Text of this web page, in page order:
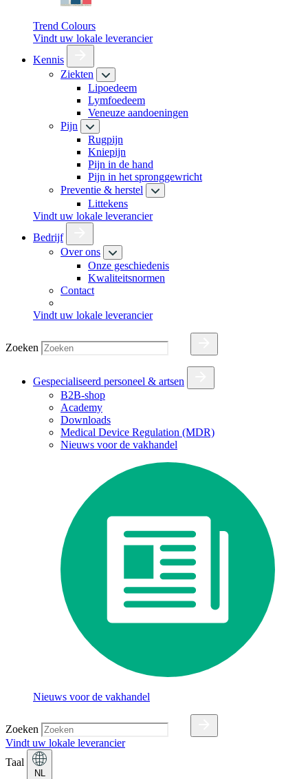
Trend Colours
Vindt uw lokale leverancier
Kennis
Ziekten
Lipoedeem
Lymfoedeem
Veneuze aandoeningen
Pijn
Rugpijn
Kniepijn
Pijn in de hand
Pijn in het spronggewricht
Preventie & herstel
Littekens
Vindt uw lokale leverancier
Bedrijf
Over ons
Onze geschiedenis
Kwaliteitsnormen
Contact
Vindt uw lokale leverancier
Zoeken
Gespecialiseerd personeel & artsen
B2B-shop
Academy
Downloads
Medical Device Regulation (MDR)
Nieuws voor de vakhandel
Nieuws voor de vakhandel
Zoeken
Vindt uw lokale leverancier
Taal
NL